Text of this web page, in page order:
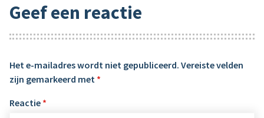
Geef een reactie
Het e-mailadres wordt niet gepubliceerd. Vereiste velden
zijn gemarkeerd met *
Reactie *